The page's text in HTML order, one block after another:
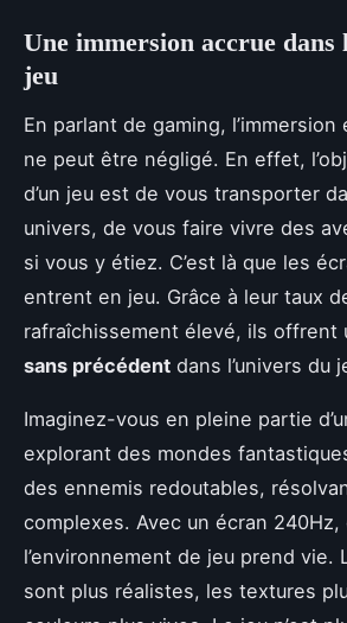
Une immersion accrue dans
jeu
En parlant de gaming,
ne peut être négligé. En effet,
d’un jeu est de vous transporter
univers, de vous faire vivre des
si vous y étiez. C’est là que les
entrent en jeu. Grâce à leur taux
rafraîchissement élevé, ils offrent
sans précédent dans l’univers du
Imaginez-vous en pleine partie
explorant des mondes
des ennemis redoutables,
complexes. Avec un écran
l’environnement de jeu prend vie.
sont plus réalistes, les textures